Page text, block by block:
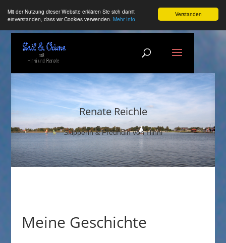
Verstanden
Mit der Nutzung dieser Website erklären Sie sich damit
einverstanden, dass wir Cookies verwenden. Mehr Info
Renate Reichle
Skipperin & Freundin von Hinni
Meine Geschichte